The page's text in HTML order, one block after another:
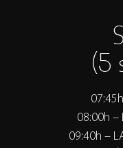
(5
08:00h –
09:40h –